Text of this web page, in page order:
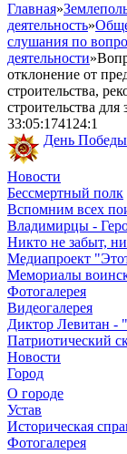
Главная»
деятельность»
слушания по
деятельности»
отклонение от
строительства,
строительства
33:05:174124:1
День Победы
Новости
Бессмертный полк
Вспомним всех
Владимирцы -
Никто не забыт,
Медиапроект
Мемориалы
Фотогалерея
Видеогалерея
Диктор Левитан -
Патриотический
Новости
Город
О городе
Устав
Историческая
Фотогалерея